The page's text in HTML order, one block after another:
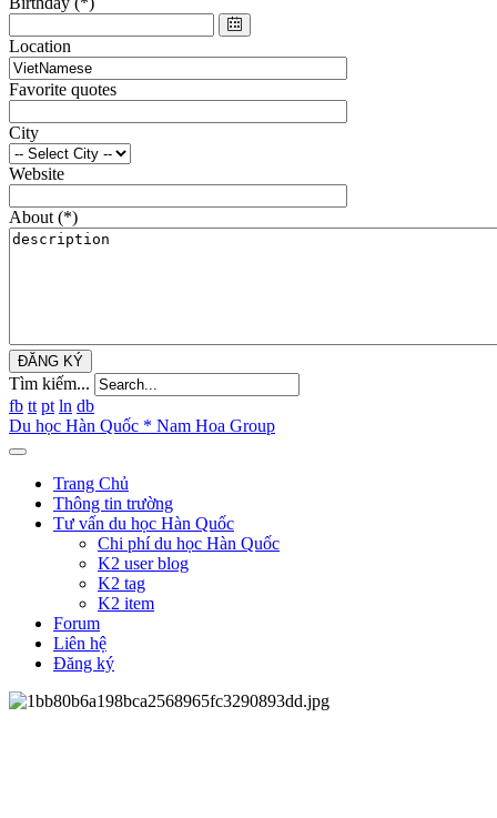
Location
Favorite quotes
City
Website
About (*)
ĐĂNG KÝ
Tìm kiếm...
fb tt pt ln db
Du học Hàn Quốc * Nam Hoa Group
Trang Chủ
Thông tin trường
Tư vấn du học Hàn Quốc
Chi phí du học Hàn Quốc
K2 user blog
K2 tag
K2 item
Forum
Liên hệ
Đăng ký